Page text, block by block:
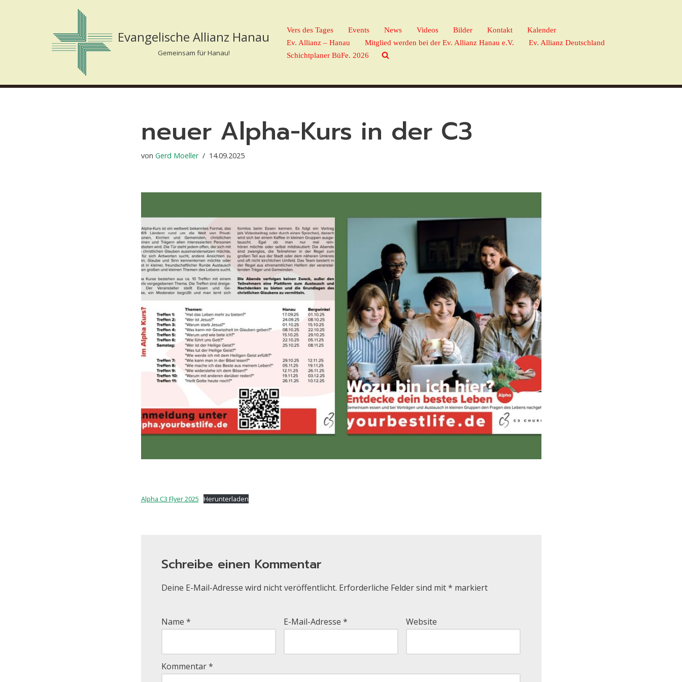
Evangelische Allianz Hanau
Gemeinsam für Hanau!
Vers des Tages Events News Videos Bilder Kontakt
Kalender
Ev. Allianz – Hanau
Mitglied werden bei der Ev. Allianz Hanau e.V.
Ev. Allianz Deutschland
Schichtplaner BüFe. 2026
neuer Alpha-Kurs in der C3
von Gerd Moeller 14.09.2025
Alpha C3 Flyer 2025 Herunterladen
Schreibe einen Kommentar
Deine E-Mail-Adresse wird nicht veröffentlicht. Erforderliche Felder sind mit* markiert
Name * E-Mail-Adresse * Website
Kommentar*